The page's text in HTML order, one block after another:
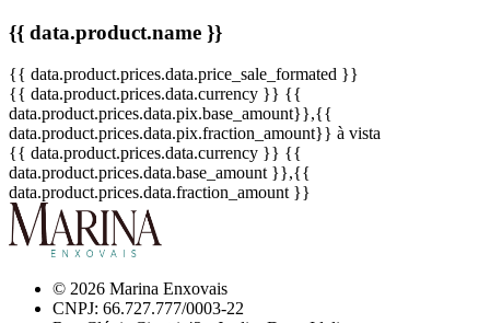
{{ data.product.name }}
{{ data.product.prices.data.price_sale_formated }}
{{ data.product.prices.data.currency }} {{
data.product.prices.data.pix.base_amount}},{{
data.product.prices.data.pix.fraction_amount}} à vista
{{ data.product.prices.data.currency }} {{
data.product.prices.data.base_amount }},{{
data.product.prices.data.fraction_amount }}
© 2026 Marina Enxovais
CNPJ: 66.727.777/0003-22